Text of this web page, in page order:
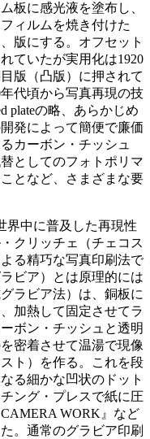
板に感光液を塗布し、
ィルムを焼き付けた
版にする。オフセット
ていたが実用化は1920
版（凸版）に押されて
代頃から写真再現の技
plateの略、あらかじめ
発によって簡便で廉価
カーボン・チッシュ
としてのフォトポリマ
となど、さまざまな要
界中に普及した再現性
クリッチェ（チェコス
る精巧な写真印刷法で
ビア）とは原理的には
ラビア法）は、銅板に
加熱して固定させてラ
ボン・チッシュと透明
密着させて温湯で現像
ト）を作る。これを段
る細かな凹状のドット
ング・プレスで紙に圧
WORK』など
。通常のグラビア印刷